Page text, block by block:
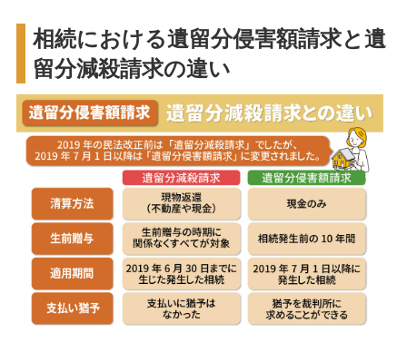
相続における遺留分侵害額請求と遺
留分減殺請求の違い